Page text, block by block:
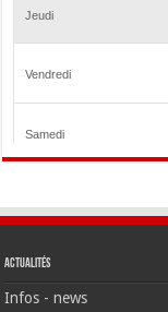
Actualités
Infos - news